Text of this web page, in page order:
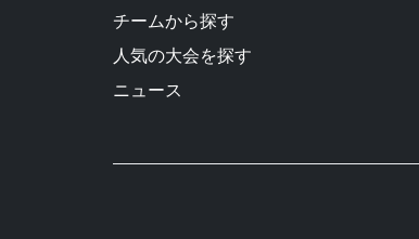
チームから探す
人気の大会を探す
ニュース